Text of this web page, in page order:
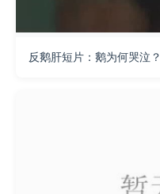
反鹅肝短片：鹅为何哭泣？